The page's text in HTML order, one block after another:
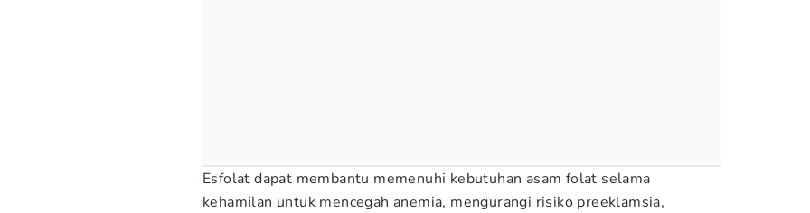
Esfolat dapat membantu memenuhi kebutuhan asam folat selama
kehamilan untuk mencegah anemia, mengurangi risiko preeklamsia,